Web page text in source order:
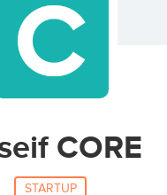
CORE
STARTUP